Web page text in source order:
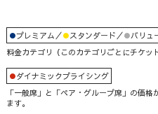
プレミアム ／ スタンダード ／
バリュ
料金カテゴリ（このカテゴリごとにチケッ
ダイナミックプライシング
「一般席」と「ペア・グループ席」の価
ます。